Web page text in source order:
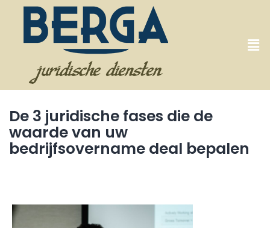
De 3 juridische fases die de
waarde van uw
bedrijfsovername deal bepalen